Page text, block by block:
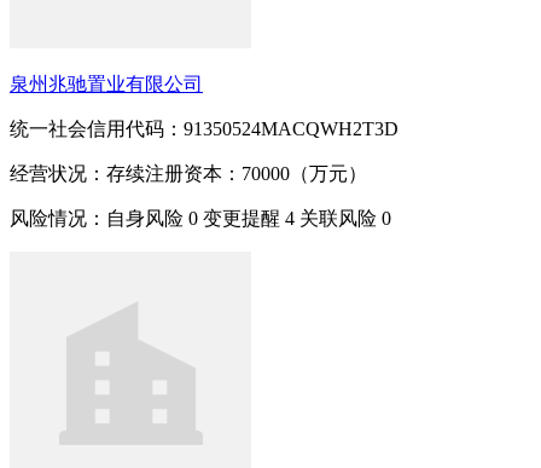
泉州兆驰置业有限公司
统一社会信用代码：91350524MACQWH2T3D
经营状况：存续注册资本：70000（万元）
风险情况：自身风险 0 变更提醒 4 关联风险 0